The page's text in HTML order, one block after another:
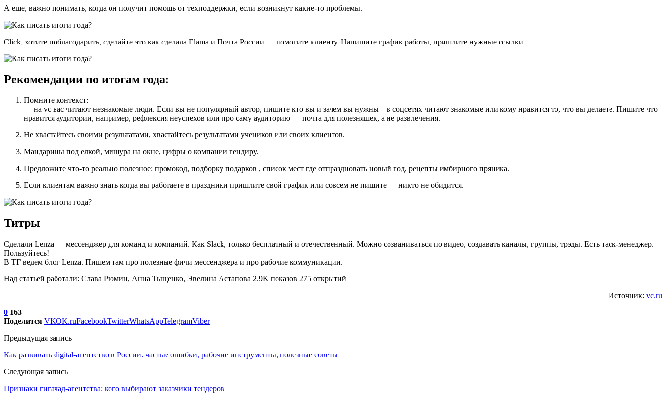
А еще, важно понимать, когда он получит помощь от техподдержки, если возникнут какие-то проблемы.
Click, хотите поблагодарить, сделайте это как сделала Elama и Почта России — помогите клиенту. Напишите график работы, пришлите нужные ссылки.
Рекомендации по итогам года:
Помните контекст:
— на vc вас читают незнакомые люди. Если вы не популярный автор, пишите кто вы и зачем вы нужны – в соцсетях читают знакомые или кому нравится то, что вы делаете. Пишите что
нравится аудитории, например, рефлексия неуспехов или про саму аудиторию — почта для полезняшек, а не развлечения.
Не хвастайтесь своими результатами, хвастайтесь результатами учеников или своих клиентов.
Мандарины под елкой, мишура на окне, цифры о компании гендиру.
Предложите что-то реально полезное: промокод, подборку подарков , список мест где отпраздновать новый год, рецепты имбирного пряника.
Если клиентам важно знать когда вы работаете в праздники пришлите свой график или совсем не пишите — никто не обидится.
Титры
Сделали Lenza — мессенджер для команд и компаний. Как Slack, только бесплатный и отечественный. Можно созваниваться по видео, создавать каналы, группы, трэды. Есть таск-менеджер.
Пользуйтесь!
В ТГ ведем блог Lenza. Пишем там про полезные фичи мессенджера и про рабочие коммуникации.
Над статьей работали: Слава Рюмин, Анна Тыщенко, Эвелина Астапова 2.9K показов 275 открытий
Источник: vc.ru
0 163
Поделится VKOK.ruFacebookTwitterWhatsAppTelegramViber
Предыдущая запись
Как развивать digital-агентство в России: частые ошибки, рабочие инструменты, полезные советы
Следующая запись
Признаки гигачад-агентства: кого выбирают заказчики тендеров